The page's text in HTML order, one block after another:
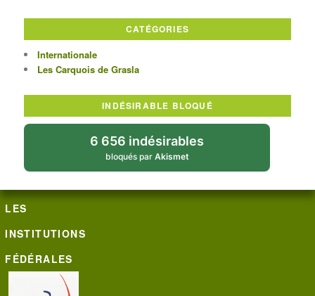
CATÉGORIES
Internationale
Les Carquois de Grasla
INDÉSIRABLE BLOQUÉ
6 656 indésirables
bloqués par Akismet
LES
INSTITUTIONS
FÉDÉRALES